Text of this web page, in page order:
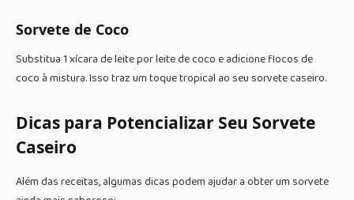
Sorvete de Coco
Substitua 1 xícara de leite por leite de coco e adicione flocos de
coco à mistura. Isso traz um toque tropical ao seu sorvete caseiro.
Dicas para Potencializar Seu Sorvete
Caseiro
Além das receitas, algumas dicas podem ajudar a obter um sorvete